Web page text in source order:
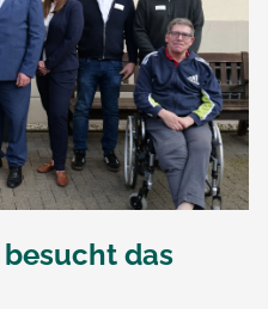
das